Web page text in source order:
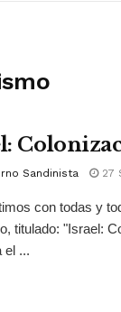
Sandinista 27
con todas y
titulado: "Israel:
el ...